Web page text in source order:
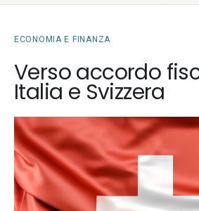
Fisco e Tasse
Notizie Lavoro
Tecnologia
Chi Siamo
La Redazione
Collabora con noi
Contatti
ECONOMIA E FINANZA
Verso accordo
Italia e Svizzera